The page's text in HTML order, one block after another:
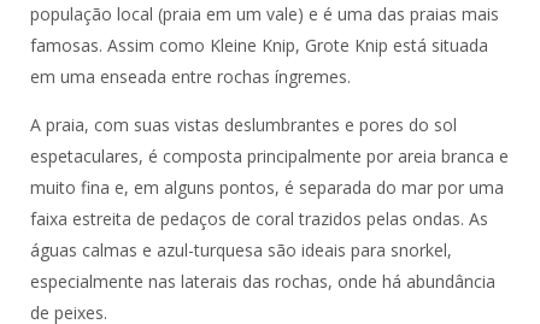
população local (praia em um vale) e é uma das praias mais
famosas. Assim como Kleine Knip, Grote Knip está situada
em uma enseada entre rochas íngremes.
A praia, com suas vistas deslumbrantes e pores do sol
espetaculares, é composta principalmente por areia branca e
muito fina e, em alguns pontos, é separada do mar por uma
faixa estreita de pedaços de coral trazidos pelas ondas. As
águas calmas e azul-turquesa são ideais para snorkel,
especialmente nas laterais das rochas, onde há abundância
de peixes.